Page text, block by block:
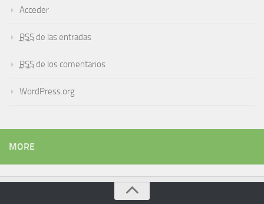
Acceder
RSS de las entradas
RSS de los comentarios
WordPress.org
MORE